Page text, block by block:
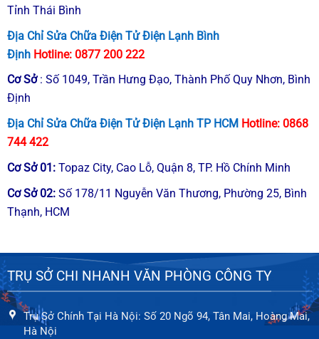
Tỉnh Thái Bình
Địa Chỉ Sửa Chữa Điện Tử Điện Lạnh Bình
Định Hotline: 0877 200 222
Cơ Sở : Số 1049, Trần Hưng Đạo, Thành Phố Quy Nhơn, Bình
Định
Địa Chỉ Sửa Chữa Điện Tử Điện Lạnh TP HCM Hotline: 0868
744 422
Cơ Sở01: Topaz City, Cao Lỗ, Quận 8, TP. Hồ Chính Minh
Cơ Sở02: Số 178/11 Nguyễn Văn Thương, Phường 25, Bình
Thạnh, HCM
TRỤ SỞ CHI NHANH VĂN PHÒNG CÔNG TY
Trụ Sở Chính Tại Hà Nội: Số 20 Ngõ 94, Tân Mai, Hoàng Mai,
Hà Nội